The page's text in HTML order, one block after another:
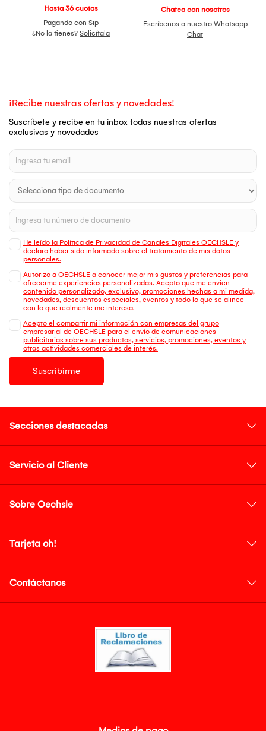
Hasta 36 cuotas
Pagando con Sip
¿No la tienes? Solicítala
Chatea con nosotros
Escríbenos a nuestro Whatsapp
Chat
¡Recibe nuestras ofertas y novedades!
Suscríbete y recibe en tu inbox todas nuestras ofertas
exclusivas y novedades
He leído la Política de Privacidad de Canales Digitales OECHSLE y
declaro haber sido informado sobre el tratamiento de mis datos
personales.
Autorizo a OECHSLE a conocer mejor mis gustos y preferencias para
ofrecerme experiencias personalizadas. Acepto que me envien
contenido personalizado, exclusivo, promociones hechas a mi medida,
novedades, descuentos especiales, eventos y todo lo que se alinee
con lo que realmente me interesa.
Acepto el compartir mi información con empresas del grupo
empresarial de OECHSLE para el envío de comunicaciones
publicitarias sobre sus productos, servicios, promociones, eventos y
otras actividades comerciales de interés.
Suscribirme
Secciones destacadas
Servicio al Cliente
Sobre Oechsle
Tarjeta oh!
Contáctanos